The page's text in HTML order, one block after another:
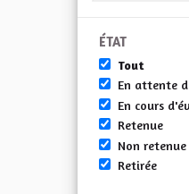
ÉTAT
Tout
En attente
En cours
Retenue
Non retenue
Retirée